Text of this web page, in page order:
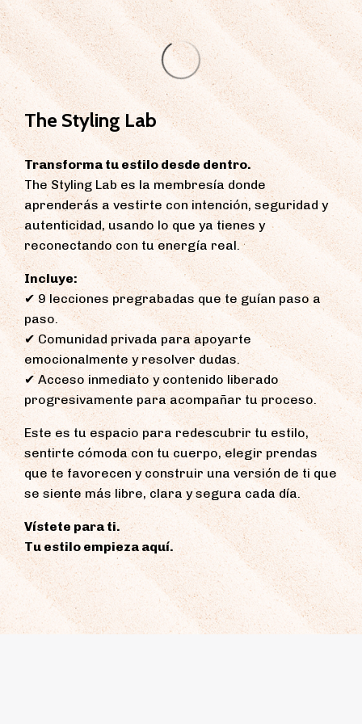
The Styling Lab
Transforma tu estilo desde dentro.
The Styling Lab es la membresía donde
aprenderás a vestirte con intención, seguridad y
autenticidad, usando lo que ya tienes y
reconectando con tu energía real.
Incluye:
✔ 9 lecciones pregrabadas que te guían paso a
paso.
✔ Comunidad privada para apoyarte
emocionalmente y resolver dudas.
✔ Acceso inmediato y contenido liberado
progresivamente para acompañar tu proceso.
Este es tu espacio para redescubrir tu estilo,
sentirte cómoda con tu cuerpo, elegir prendas
que te favorecen y construir una versión de ti que
se siente más libre, clara y segura cada día.
Vístete para ti.
Tu estilo empieza aquí.